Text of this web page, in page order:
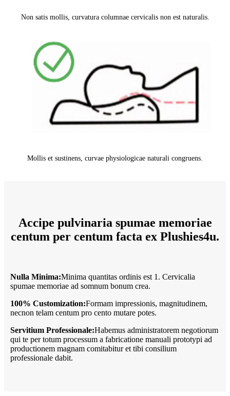
Non satis mollis, curvatura columnae cervicalis non est naturalis.
Mollis et sustinens, curvae physiologicae naturali congruens.
Accipe pulvinaria spumae memoriae
centum per centum facta ex Plushies4u.
Nulla Minima:Minima quantitas ordinis est 1. Cervicalia
spumae memoriae ad somnum bonum crea.
100% Customization:Formam impressionis, magnitudinem,
necnon telam centum pro cento mutare potes.
Servitium Professionale:Habemus administratorem negotiorum
qui te per totum processum a fabricatione manuali prototypi ad
productionem magnam comitabitur et tibi consilium
professionale dabit.